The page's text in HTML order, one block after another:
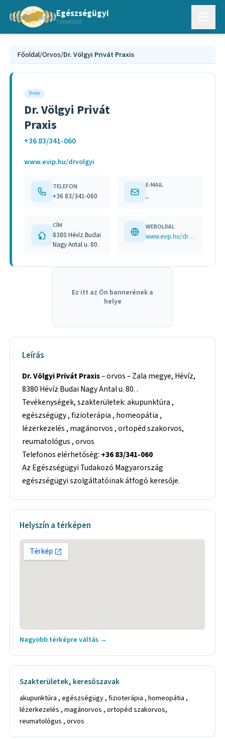
Egészségügyi
TUDAKOZÓ
Főoldal/Orvos/Dr. Völgyi Privát Praxis
Orvos
Dr. Völgyi Privát
Praxis
+36 83/341-060
www.evip.hu/drvolgyi
TELEFON
+36 83/341-060
E-MAIL
–
CÍM
8380 Hévíz Budai
Nagy Antal u. 80.
WEBOLDAL
www.evip.hu/drvolgyi
Ez itt az Ön bannerének a
helye
Leírás
Dr. Völgyi Privát Praxis– orvos – Zala megye, Hévíz,
8380 Hévíz Budai Nagy Antal u. 80. .
Tevékenységek, szakterületek: akupunktúra ,
egészségügy , fizioterápia , homeopátia ,
lézerkezelés , magánorvos , ortopéd szakorvos,
reumatológus , orvos
Telefonos elérhetőség: +36 83/341-060
Az Egészségügyi Tudakozó Magyarország
egészségügyi szolgáltatóinak átfogó keresője.
Helyszín a térképen
Nagyobb térképre váltás →
Szakterületek, keresőszavak
akupunktúra , egészségügy , fizioterápia , homeopátia ,
lézerkezelés , magánorvos , ortopéd szakorvos,
reumatológus , orvos